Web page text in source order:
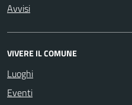
Avvisi
VIVERE IL COMUNE
Luoghi
Eventi